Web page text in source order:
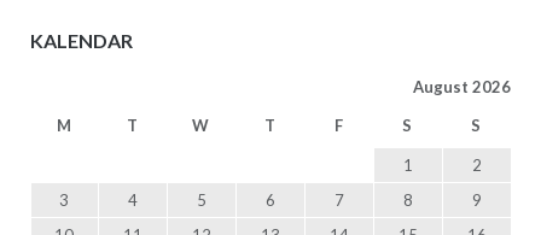
KALENDAR
August 2026
M T W T F S S
1
2
3
4 5 6 7 8
9